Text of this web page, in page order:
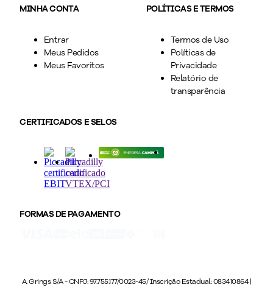
MINHA CONTA
Entrar
Meus Pedidos
Meus Favoritos
POLÍTICAS E TERMOS
Termos de Uso
Políticas de
Privacidade
Relatório de
transparência
CERTIFICADOS E SELOS
FORMAS DE PAGAMENTO
A. Grings S/A - CNPJ: 97.755.177/0023-45/ Inscrição Estadual: 083410864 |